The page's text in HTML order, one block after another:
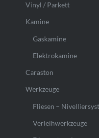
Vinyl / Parkett
Kamine
Gaskamine
Elektrokamine
Caraston
Werkzeuge
Fliesen –
Verleihwerkzeuge